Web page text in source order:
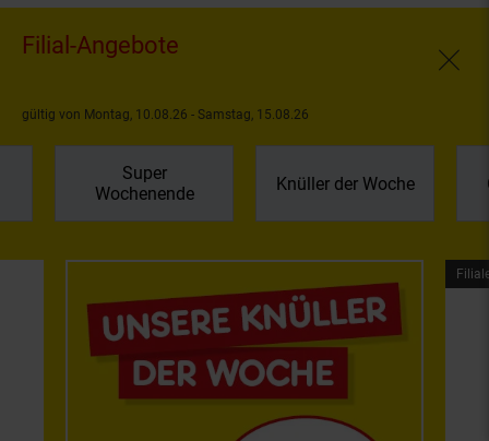
Filial-Angebote
gültig von Montag, 10.08.26 - Samstag, 15.08.26
Super
Wochenende
Knüller der Woche